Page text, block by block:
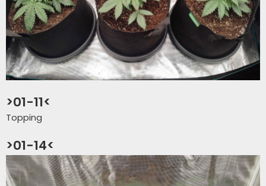
>01-11<
Topping
>01-14<